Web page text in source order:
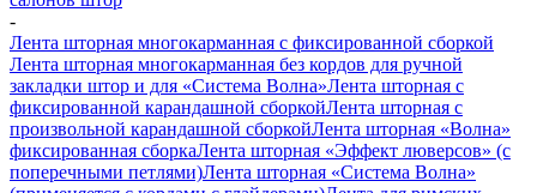
-
Лента шторная многокарманная с фиксированной сборкой
Лента шторная многокарманная без кордов для ручной
закладки штор и для «Система Волна»Лента шторная с
фиксированной карандашной сборкойЛента шторная с
произвольной карандашной сборкойЛента шторная «Волна»
фиксированная сборкаЛента шторная «Эффект люверсов» (с
поперечными петлями)Лента шторная «Система Волна»